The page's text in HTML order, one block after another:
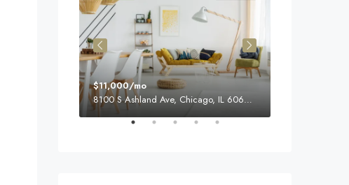
$11,000/mo
8100 S Ashland Ave, Chicago, IL 60620, USA